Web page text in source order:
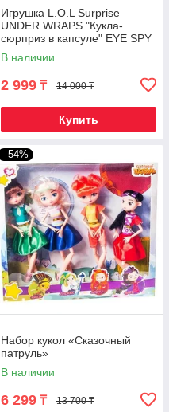
Игрушка L.O.L Surprise
UNDER WRAPS "Кукла-
сюрприз в капсуле" EYE SPY
[качественная реплика]
В наличии
2 999 ₸ 14 000 ₸
Купить
–54%
Набор кукол «Сказочный
патруль»
В наличии
6 299 ₸ 13 700 ₸